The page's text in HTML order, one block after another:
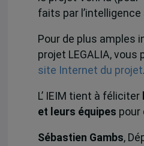
faits par
Pour de plus amples
projet LEGALIA, vous
site Internet du projet.
L’ IEIM tient à féliciter
et leurs équipes pour
Sébastien Gambs,